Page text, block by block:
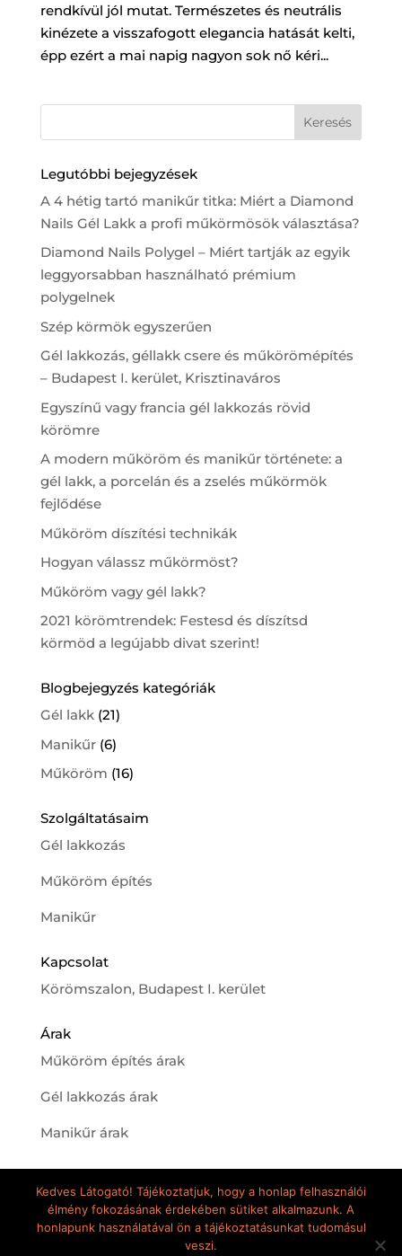
rendkívül jól mutat. Természetes és neutrális
kinézete a visszafogott elegancia hatását kelti,
épp ezért a mai napig nagyon sok nő kéri...
Legutóbbi bejegyzések
A 4 hétig tartó manikűr titka: Miért a Diamond
Nails Gél Lakk a profi műkörmösök választása?
Diamond Nails Polygel – Miért tartják az egyik
leggyorsabban használható prémium
polygelnek
Szép körmök egyszerűen
Gél lakkozás, géllakk csere és műkörömépítés
– Budapest I. kerület, Krisztinaváros
Egyszínű vagy francia gél lakkozás rövid
körömre
A modern műköröm és manikűr története: a
gél lakk, a porcelán és a zselés műkörmök
fejlődése
Műköröm díszítési technikák
Hogyan válassz műkörmöst?
Műköröm vagy gél lakk?
2021 körömtrendek: Festesd és díszítsd
körmöd a legújabb divat szerint!
Blogbejegyzés kategóriák
Gél lakk(21)
Manikűr(6)
Műköröm (16)
Szolgáltatásaim
Gél lakkozás
Műköröm építés
Manikűr
Kapcsolat
Körömszalon, Budapest I. kerület
Árak
Műköröm építés árak
Gél lakkozás árak
Manikűr árak
Elite Nails minden jog fenntartva © 2020 - |
Kedves Látogató! Tájékoztatjuk, hogy a honlap felhasználói
élmény fokozásának érdekében sütiket alkalmazunk. A
honlapunk használatával ön a tájékoztatásunkat tudomásul
veszi.